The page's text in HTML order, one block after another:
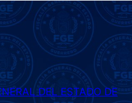
DEL ESTADO DE